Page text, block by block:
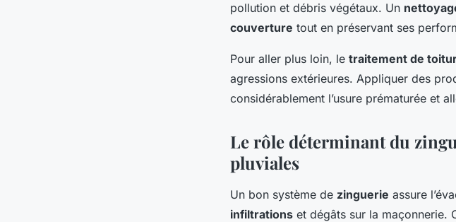
pollution et débris végétaux. Un
couverture tout en préservant ses
Pour aller plus loin, le traitement de
agressions extérieures. Appliquer des
considérablement l’usure prématurée et
Le rôle déterminant du
pluviales
Un bon système de zinguerie assure
infiltrations et dégâts sur la maçonnerie.